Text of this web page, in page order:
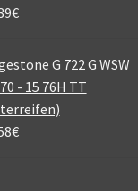
€
G 722 G WSW
- 15 76H TT
€